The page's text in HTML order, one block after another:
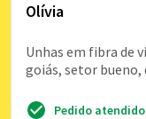
Olívia
Unhas em fibra de
goiás, setor bueno,
Pedido atendido